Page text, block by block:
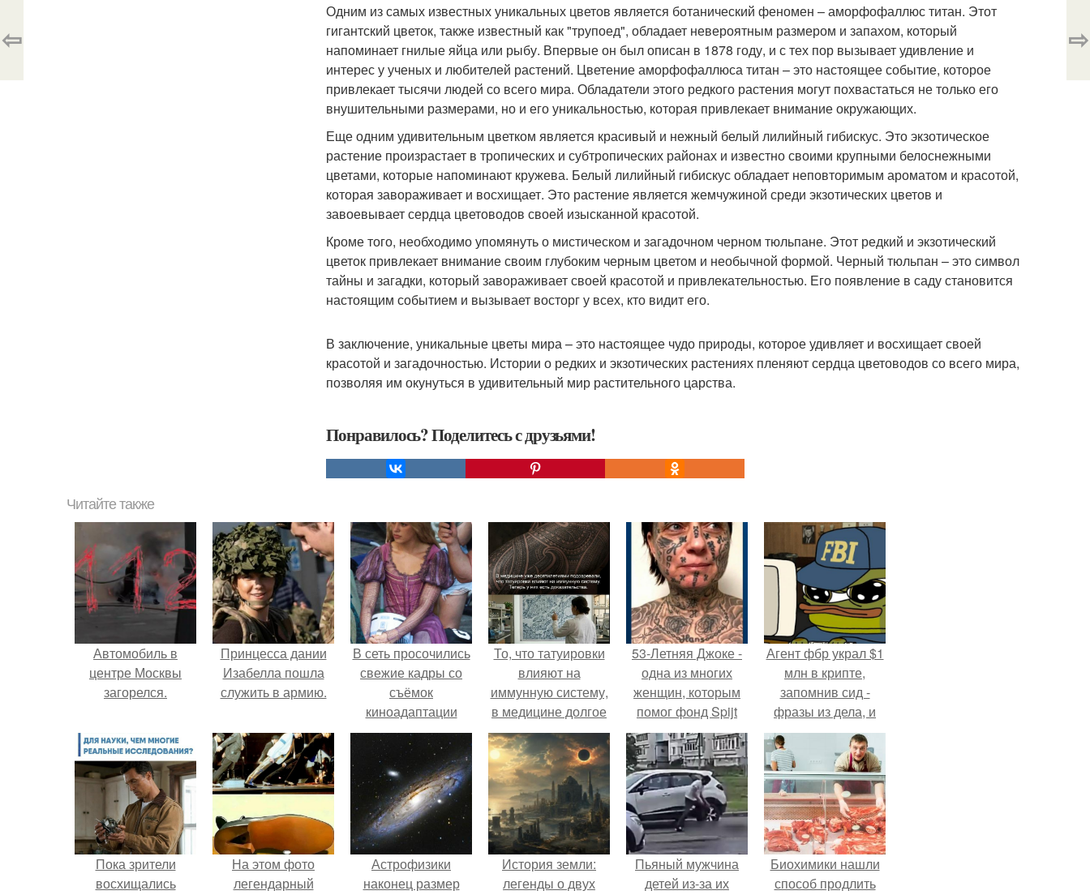
Одним из самых известных уникальных цветов является ботанический феномен – аморфофаллюс титан. Этот
гигантский цветок, также известный как "трупоед", обладает невероятным размером и запахом, который
напоминает гнилые яйца или рыбу. Впервые он был описан в 1878 году, и с тех пор вызывает удивление и
интерес у ученых и любителей растений. Цветение аморфофаллюса титан – это настоящее событие, которое
привлекает тысячи людей со всего мира. Обладатели этого редкого растения могут похвастаться не только его
внушительными размерами, но и его уникальностью, которая привлекает внимание окружающих.
Еще одним удивительным цветком является красивый и нежный белый лилийный гибискус. Это экзотическое
растение произрастает в тропических и субтропических районах и известно своими крупными белоснежными
цветами, которые напоминают кружева. Белый лилийный гибискус обладает неповторимым ароматом и красотой,
которая завораживает и восхищает. Это растение является жемчужиной среди экзотических цветов и
завоевывает сердца цветоводов своей изысканной красотой.
Кроме того, необходимо упомянуть о мистическом и загадочном черном тюльпане. Этот редкий и экзотический
цветок привлекает внимание своим глубоким черным цветом и необычной формой. Черный тюльпан – это символ
тайны и загадки, который завораживает своей красотой и привлекательностью. Его появление в саду становится
настоящим событием и вызывает восторг у всех, кто видит его.
В заключение, уникальные цветы мира – это настоящее чудо природы, которое удивляет и восхищает своей
красотой и загадочностью. Истории о редких и экзотических растениях пленяют сердца цветоводов со всего мира,
позволяя им окунуться в удивительный мир растительного царства.
Понравилось? Поделитесь с друзьями!
⇦ ⇨
Читайте также
Автомобиль в
центре Москвы
загорелся.
Принцесса дании
Изабелла пошла
служить в армию.
В сеть просочились
свежие кадры со
съёмок
киноадаптации
"Рапунцель", и всё
внимание
моментально
оказалось
приковано к Тиган
крофт.
То, что татуировки
влияют на
иммунную систему,
в медицине долгое
время
рассматривалось
лишь как гипотеза.
53-Летняя Джоке -
одна из многих
женщин, которым
помог фонд Spijt
van Tattoo,
основанный в
Роттердаме.
Агент фбр украл $1
млн в крипте,
запомнив сид -
фразы из дела, и
советовался с
Chatgpt, как их
потратить.
Пока зрители
восхищались
На этом фото
легендарный
Астрофизики
наконец размер
История земли:
легенды о двух
Пьяный мужчина
детей из-за их
Биохимики нашли
способ продлить